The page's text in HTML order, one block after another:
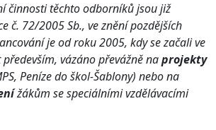
činnosti těchto odborníků jsou již
č. 72/2005 Sb., ve znění pozdějších
je od roku 2005, kdy se začali ve
vázáno převážně naprojekty
Peníze do škol-Šablony) nebo na
žákům se speciálními vzdělávacími